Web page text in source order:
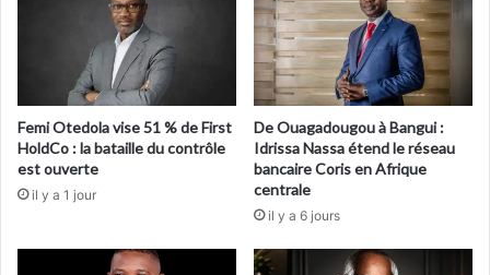
Femi Otedola vise 51 % de First
HoldCo : la bataille du contrôle
est ouverte
il y a 1 jour
De Ouagadougou à Bangui :
Idrissa Nassa étend le réseau
bancaire Coris en Afrique
centrale
il y a 6 jours